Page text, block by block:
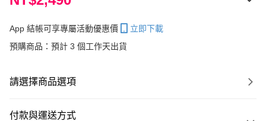
App 結帳可享專屬活動優惠價
立即下載
預購商品：預計 3 個工作天出貨
請選擇商品選項
付款與運送方式